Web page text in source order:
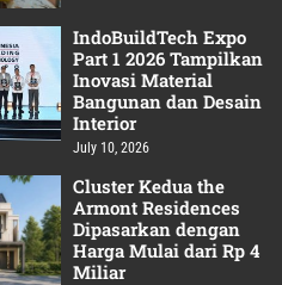
IndoBuildTech Expo
Part 1 2026 Tampilkan
Inovasi Material
Bangunan dan Desain
Interior
July 10, 2026
Cluster Kedua the
Armont Residences
Dipasarkan dengan
Harga Mulai dari Rp 4
Miliar